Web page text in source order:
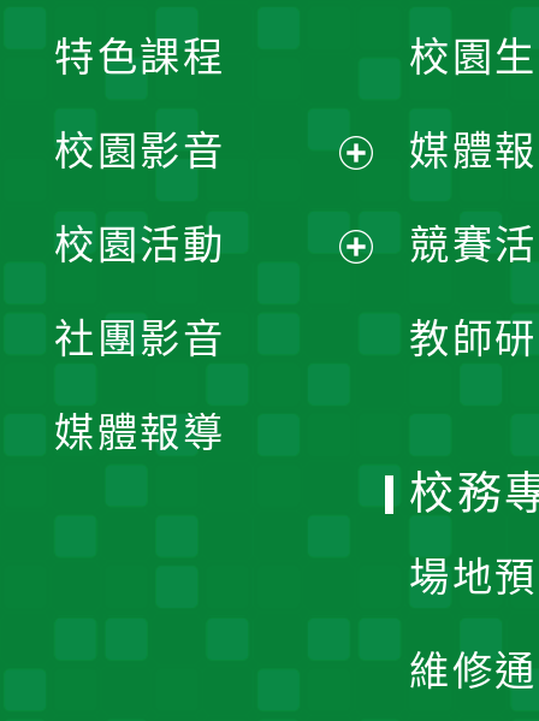
校園
媒體
競賽
教師
特色課程
校園影音
開
校園活動
社團影音
媒體報導
校務
場地
維修